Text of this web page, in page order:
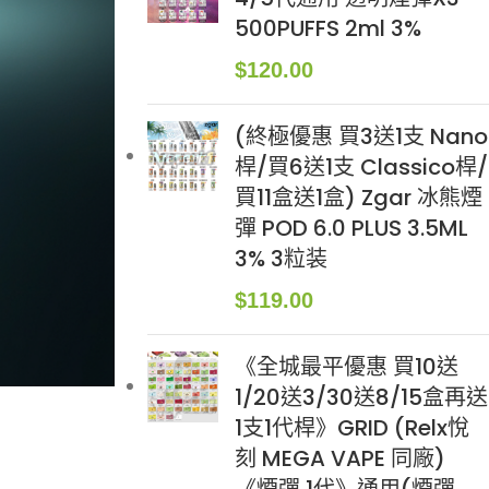
500PUFFS 2ml 3%
$120.00
(終極優惠 買3送1支 Nano
桿/買6送1支 Classico桿/
買11盒送1盒) Zgar 冰熊煙
彈 POD 6.0 PLUS 3.5ML
3% 3粒装
$119.00
《全城最平優惠 買10送
1/20送3/30送8/15盒再送
1支1代桿》GRID (Relx悅
刻 MEGA VAPE 同廠)